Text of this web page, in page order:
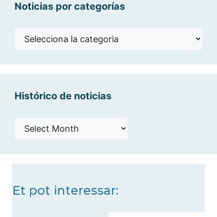
Noticias por categorías
Noticias
Histórico de noticias
Histórico
Et pot interessar: